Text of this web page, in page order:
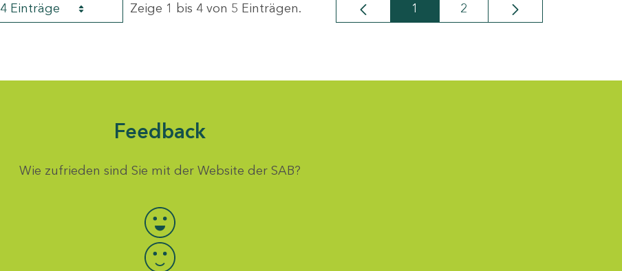
4 Einträge Zeige 1 bis 4 von 5 Einträgen. Seite
1 Seite
2
Feedback
Wie zufrieden sind Sie mit der Website der SAB?
Bewertung auswählen